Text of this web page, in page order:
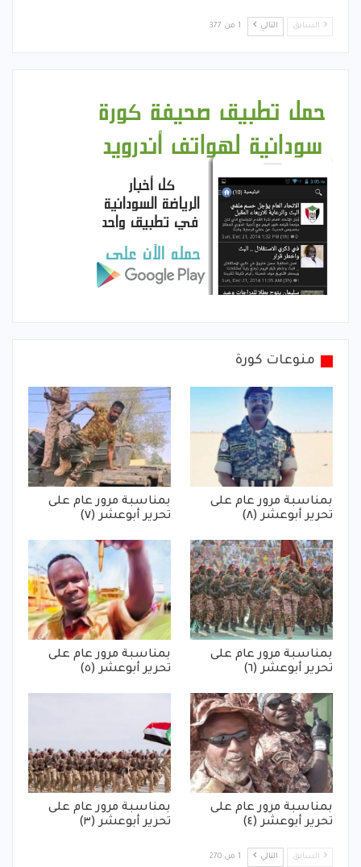
السابق التالي 1 من 377
منوعات كورة
بمناسبة مرور عام على
تحرير أبوعشر (٨)
بمناسبة مرور عام على
تحرير أبوعشر (٧)
بمناسبة مرور عام على
تحرير أبوعشر (٦)
بمناسبة مرور عام على
تحرير أبوعشر (٥)
بمناسبة مرور عام على
تحرير أبوعشر (٤)
بمناسبة مرور عام على
تحرير أبوعشر (٣)
السابق التالي 1 من 270